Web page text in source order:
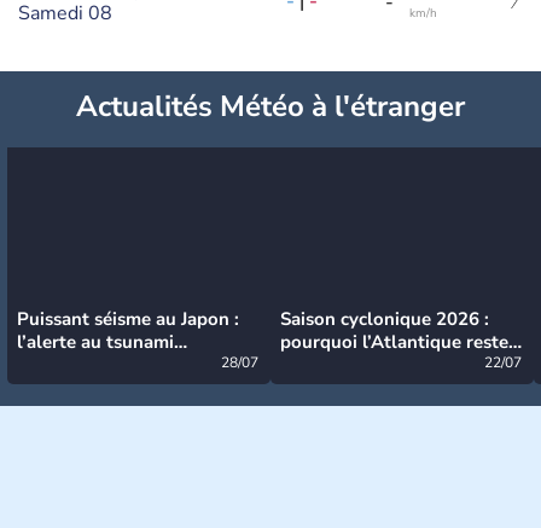
Samedi 08
km/h
Actualités Météo à l'étranger
Puissant séisme au Japon :
l’alerte au tsunami
28/07
Saison cyclonique 2026 :
pourquoi l’Atlantique reste
22/07